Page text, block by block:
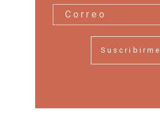
Suscribirme